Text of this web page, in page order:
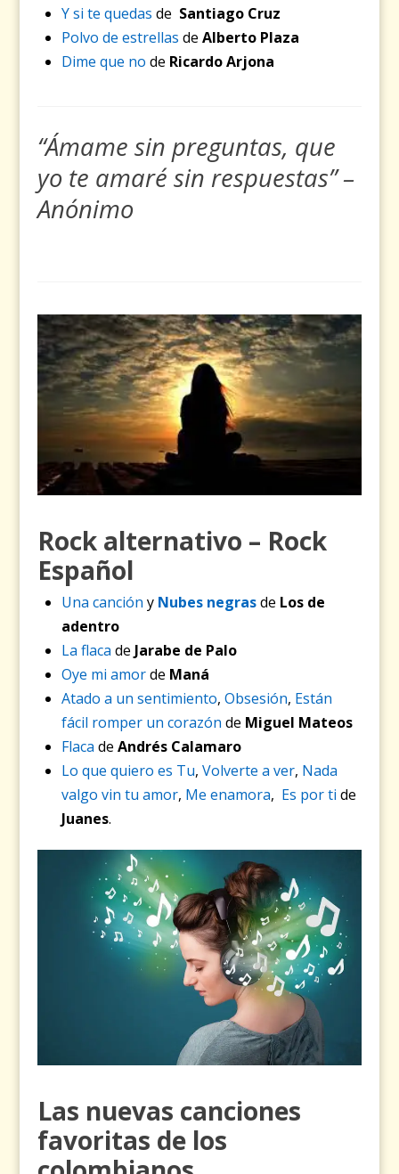
Y si te quedas de Santiago Cruz
Polvo de estrellas de Alberto Plaza
Dime que no de Ricardo Arjona
“Ámame sin preguntas, que
yo te amaré sin respuestas” –
Anónimo
Rock alternativo – Rock
Español
Una canción y Nubes negrasde Los de
adentro
La flaca de Jarabe de Palo
Oye mi amorde Maná
Atado a un sentimiento, Obsesión, Están
fácil romper un corazón de Miguel Mateos
Flaca de Andrés Calamaro
Lo que quiero es Tu, Volverte a ver, Nada
valgo vin tu amor, Me enamora, Es por ti de
Juanes.
Las nuevas canciones
favoritas de los